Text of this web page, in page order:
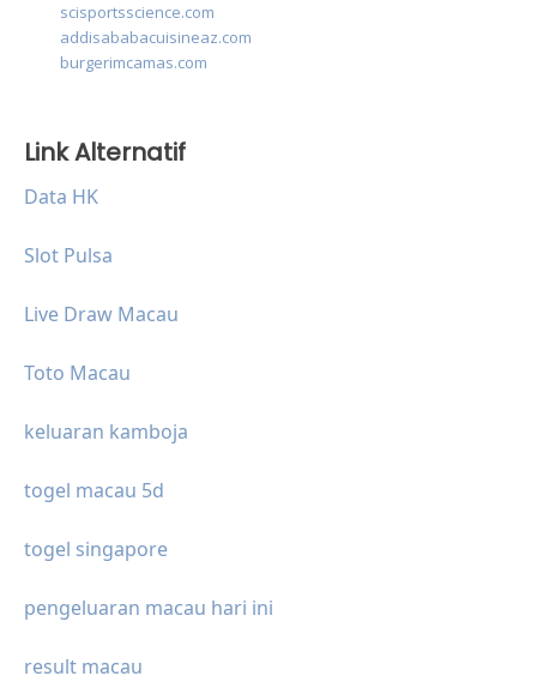
scisportsscience.com
addisababacuisineaz.com
burgerimcamas.com
Link Alternatif
Data HK
Slot Pulsa
Live Draw Macau
Toto Macau
keluaran kamboja
togel macau 5d
togel singapore
pengeluaran macau hari ini
result macau